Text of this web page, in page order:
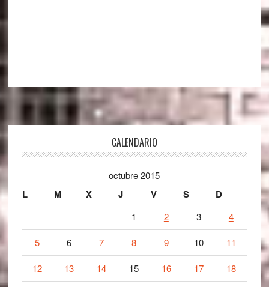
CALENDARIO
octubre 2015
L M X J V S D
1 2 3 4
5 6 7 8 9 10 11
12 13 14 15 16 17 18